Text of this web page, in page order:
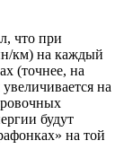
что при
км) на каждый
(точнее, на
на
будут
на той